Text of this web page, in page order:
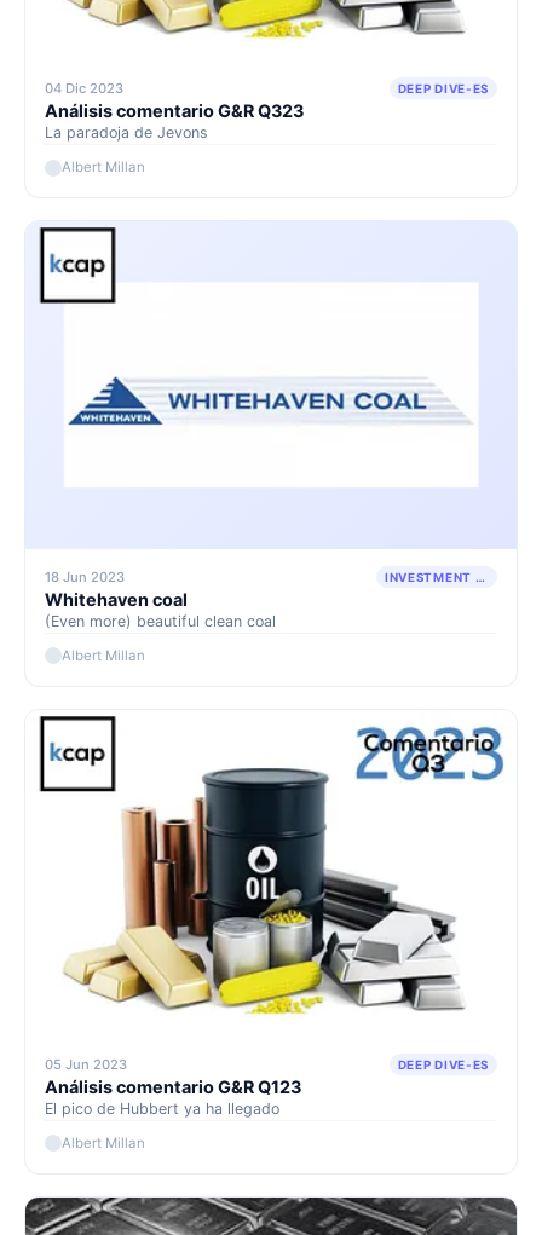
04 Dic 2023 DEEP DIVE-ES
Análisis comentario G&R Q323
La paradoja de Jevons
Albert Millan
18 Jun 2023 INVESTMENT THESIS
Whitehaven coal
(Even more) beautiful clean coal
Albert Millan
05 Jun 2023 DEEP DIVE-ES
Análisis comentario G&R Q123
El pico de Hubbert ya ha llegado
Albert Millan